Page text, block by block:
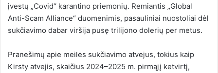
įvestų „Covid“ karantino priemonių. Remiantis „Global
Anti-Scam Alliance“ duomenimis, pasauliniai nuostoliai dėl
sukčiavimo dabar viršija pusę trilijono dolerių per metus.
Pranešimų apie meilės sukčiavimo atvejus, tokius kaip
Kirsty atvejis, skaičius 2024–2025 m. pirmąjį ketvirtį,